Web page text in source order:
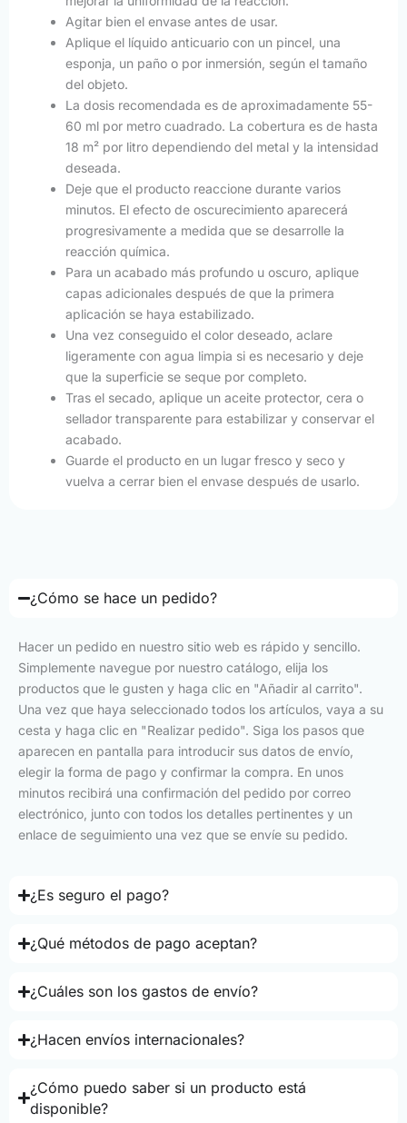
Agitar bien el envase antes de usar.
Aplique el líquido anticuario con un pincel, una
esponja, un paño o por inmersión, según el tamaño
del objeto.
La dosis recomendada es de aproximadamente 55-
60 ml por metro cuadrado. La cobertura es de hasta
18 m² por litro dependiendo del metal y la intensidad
deseada.
Deje que el producto reaccione durante varios
minutos. El efecto de oscurecimiento aparecerá
progresivamente a medida que se desarrolle la
reacción química.
Para un acabado más profundo u oscuro, aplique
capas adicionales después de que la primera
aplicación se haya estabilizado.
Una vez conseguido el color deseado, aclare
ligeramente con agua limpia si es necesario y deje
que la superficie se seque por completo.
Tras el secado, aplique un aceite protector, cera o
sellador transparente para estabilizar y conservar el
acabado.
Guarde el producto en un lugar fresco y seco y
vuelva a cerrar bien el envase después de usarlo.
¿Cómo se hace un pedido?
Hacer un pedido en nuestro sitio web es rápido y sencillo.
Simplemente navegue por nuestro catálogo, elija los
productos que le gusten y haga clic en "Añadir al carrito".
Una vez que haya seleccionado todos los artículos, vaya a su
cesta y haga clic en "Realizar pedido". Siga los pasos que
aparecen en pantalla para introducir sus datos de envío,
elegir la forma de pago y confirmar la compra. En unos
minutos recibirá una confirmación del pedido por correo
electrónico, junto con todos los detalles pertinentes y un
enlace de seguimiento una vez que se envíe su pedido.
¿Es seguro el pago?
¿Qué métodos de pago aceptan?
¿Cuáles son los gastos de envío?
¿Hacen envíos internacionales?
¿Cómo puedo saber si un producto está
disponible?